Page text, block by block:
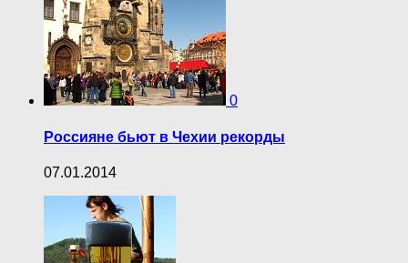
0
Россияне бьют в Чехии рекорды
07.01.2014